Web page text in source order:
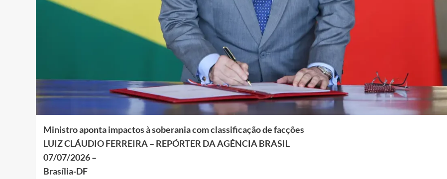
Ministro aponta impactos à soberania com classificação de facções
LUIZ CLÁUDIO FERREIRA – REPÓRTER DA AGÊNCIA BRASIL
07/07/2026 –
Brasília-DF